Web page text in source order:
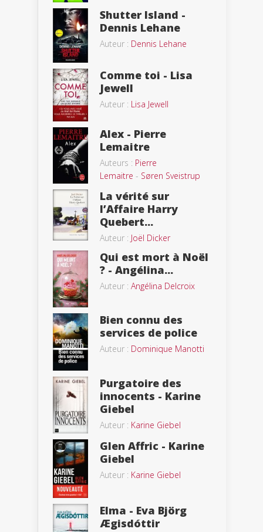
Shutter Island -
Dennis Lehane
Auteur : Dennis Lehane
Comme toi - Lisa
Jewell
Auteur : Lisa Jewell
Alex - Pierre
Lemaitre
Auteurs : Pierre
Lemaitre - Søren Sveistrup
La vérité sur
l’Affaire Harry
Quebert...
Auteur : Joël Dicker
Qui est mort à Noël
? - Angélina...
Auteur : Angélina Delcroix
Bien connu des
services de police
Auteur : Dominique Manotti
Purgatoire des
innocents - Karine
Giebel
Auteur : Karine Giebel
Glen Affric - Karine
Giebel
Auteur : Karine Giebel
Elma - Eva Björg
Ægisdóttir